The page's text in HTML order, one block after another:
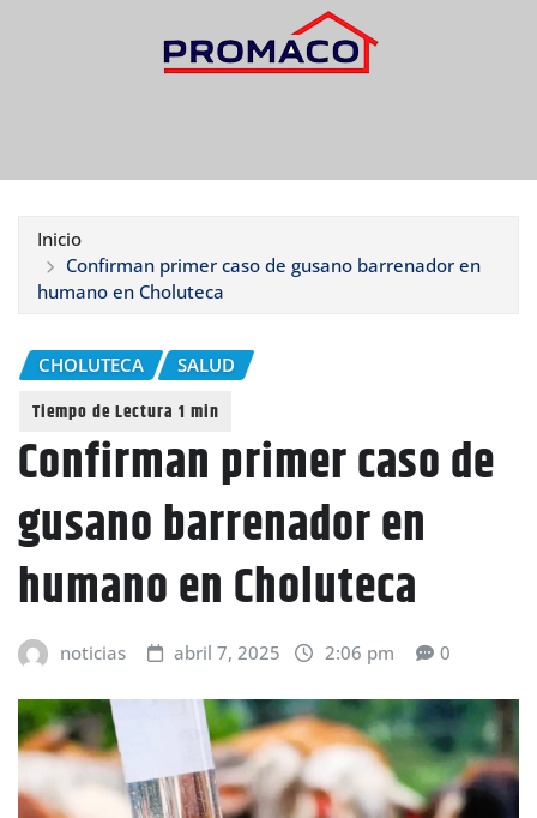
Inicio
Confirman primer caso de gusano barrenador en
humano en Choluteca
CHOLUTECA SALUD
Confirman primer caso de
gusano barrenador en
humano en Choluteca
noticias abril 7, 2025 2:06 pm 0